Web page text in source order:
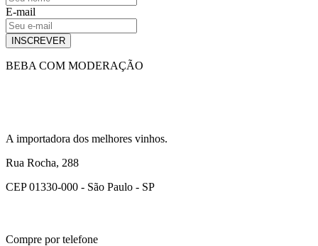
E-mail
INSCREVER
BEBA COM MODERAÇÃO
A importadora dos melhores vinhos.
Rua Rocha, 288
CEP 01330-000 - São Paulo - SP
Compre por telefone